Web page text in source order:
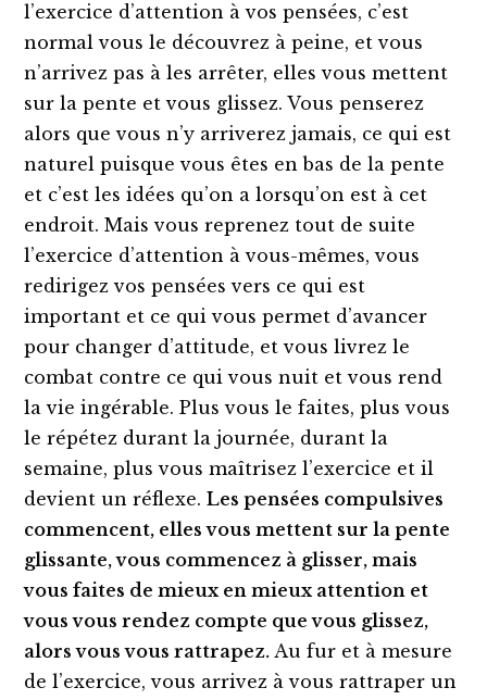
l’exercice d’attention à vos pensées, c’est
normal vous le découvrez à peine, et vous
n’arrivez pas à les arrêter, elles vous mettent
sur la pente et vous glissez. Vous penserez
alors que vous n’y arriverez jamais, ce qui est
naturel puisque vous êtes en bas de la pente
et c’est les idées qu’on a lorsqu’on est à cet
endroit. Mais vous reprenez tout de suite
l’exercice d’attention à vous-mêmes, vous
redirigez vos pensées vers ce qui est
important et ce qui vous permet d’avancer
pour changer d’attitude, et vous livrez le
combat contre ce qui vous nuit et vous rend
la vie ingérable. Plus vous le faites, plus vous
le répétez durant la journée, durant la
semaine, plus vous maîtrisez l’exercice et il
devient un réflexe.Les pensées compulsives
commencent, elles vous mettent sur la pente
glissante, vous commencez à glisser, mais
vous faites de mieux en mieux attention et
vous vous rendez compte que vous glissez,
alors vous vous rattrapez. Au fur et à mesure
de l’exercice, vous arrivez à vous rattraper un